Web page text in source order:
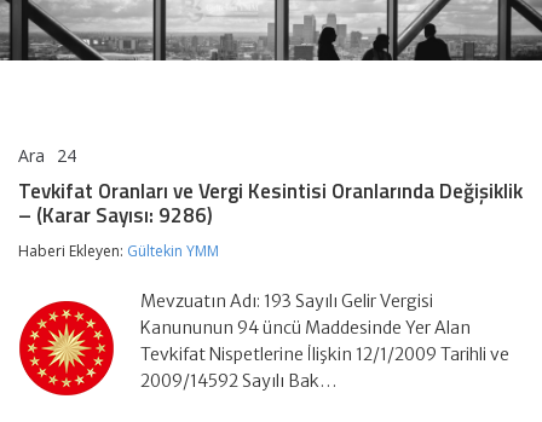
Ara 24
ve
Vergi
Oranlarında
(Karar
Sayısı:
9286)
için
Tevkifat Oranları ve Vergi Kesintisi Oranlarında Değişiklik
– (Karar Sayısı: 9286)
Haberi Ekleyen: Gültekin YMM
Mevzuatın Adı: 193 Sayılı Gelir Vergisi
Kanununun 94 üncü Maddesinde Yer Alan
Tevkifat Nispetlerine İlişkin 12/1/2009 Tarihli ve
2009/14592 Sayılı Bak…